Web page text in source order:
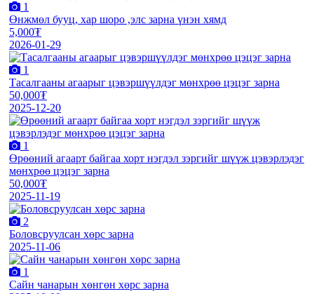
1
Өнжмөл бууц, хар шоро ,элс зарна үнэн хямд
5,000₮
2026-01-29
1
Тасалгааны агаарыг цэвэршүүлдэг мөнхрөө цэцэг зарна
50,000₮
2025-12-20
1
Өрөөний агаарт байгаа хорт нэгдэл зэргийг шүүж цэвэрлэдэг
мөнхрөө цэцэг зарна
50,000₮
2025-11-19
2
Боловсруулсан хөрс зарна
2025-11-06
1
Сайн чанарын хөнгөн хөрс зарна